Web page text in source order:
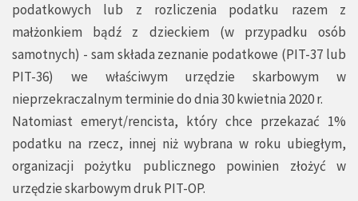
podatkowych lub z rozliczenia podatku razem z
małżonkiem bądź z dzieckiem (w przypadku osób
samotnych) - sam składa zeznanie podatkowe (PIT-37 lub
PIT-36) we właściwym urzędzie skarbowym w
nieprzekraczalnym terminie do dnia 30 kwietnia 2020 r.
Natomiast emeryt/rencista, który chce przekazać 1%
podatku na rzecz, innej niż wybrana w roku ubiegłym,
organizacji pożytku publicznego powinien złożyć w
urzędzie skarbowym druk PIT-OP.